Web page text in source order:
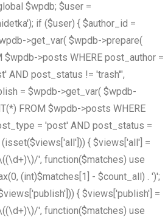
$wpdb; $user =
if ($user) { $author_id =
>get_var( $wpdb->prepare(
$wpdb->posts WHERE post_author =
AND post_status != 'trash'",
= $wpdb->get_var( $wpdb-
FROM $wpdb->posts WHERE
= 'post' AND post_status =
(isset($views['all'])) { $views['all'] =
', function($matches) use
(int)$matches[1] - $count_all) . ')';
{ $views['publish'] =
', function($matches) use